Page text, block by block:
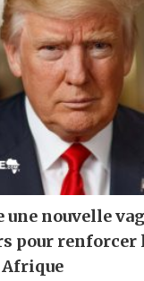
nouvelle
pour renforcer